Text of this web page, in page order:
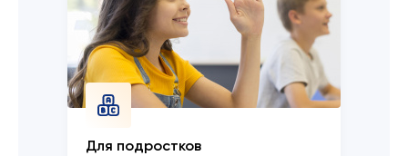
Для подростков